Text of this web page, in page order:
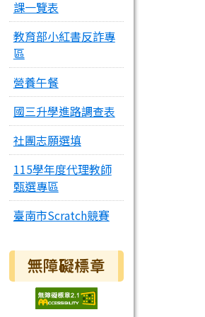
課一覽表
教育部小紅書反詐專
區
營養午餐
國三升學進路調查表
社團志願選填
115學年度代理教師
甄選專區
臺南市Scratch競賽
無障礙標章